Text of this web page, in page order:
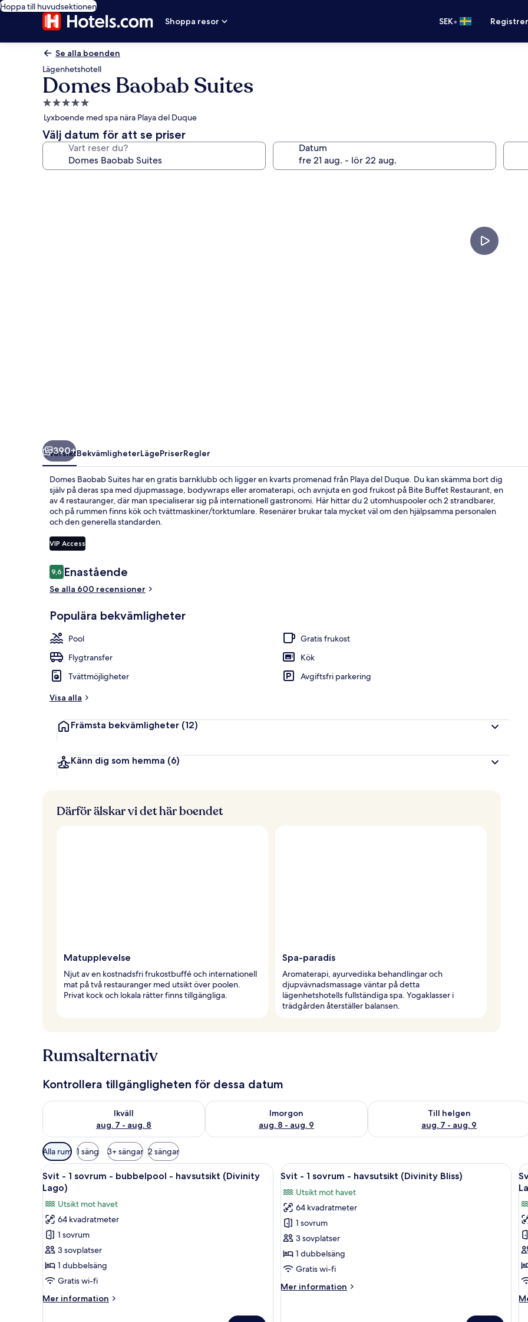
Hoppa till huvudsektionen
Shoppa resor
SEK•
Se alla boenden
Lägenhetshotell
Domes Baobab Suites
5.0-
stjärnigt
boende
Lyxboende med spa nära Playa del Duque
Välj datum för att se priser
Vart reser du? Datum
Svit - 3
390+
ÖversiktBekvämligheterLägePriserRegler
Domes Baobab Suites har en gratis barnklubb och ligger en kvarts promenad från Playa del Duque. Du kan skämma bort dig
själv på deras spa med djupmassage, bodywraps eller aromaterapi, och avnjuta en god frukost på Bite Buffet Restaurant, en
av 4 restauranger, där man specialiserar sig på internationell gastronomi. Här hittar du 2 utomhuspooler och 2 strandbarer,
och på rummen finns kök och tvättmaskiner/torktumlare. Resenärer brukar tala mycket väl om den hjälpsamma personalen
och den generella standarden.
VIP Access
Recensioner
9,69,6 av 10,
Enastående
Se alla 600 recensioner
Populära bekvämligheter
Pool
Gratis frukost
Flygtransfer
Kök
Tvättmöjligheter
Avgiftsfri parkering
Visa alla
Främsta bekvämligheter (12)
Känn dig som hemma (6)
Därför älskar vi det här boendet
Matupplevelse
Njut av en kostnadsfri frukostbuffé och internationell
mat på två restauranger med utsikt över poolen.
Privat kock och lokala rätter finns tillgängliga.
Spa-paradis
Aromaterapi, ayurvediska behandlingar och
djupvävnadsmassage väntar på detta
lägenhetshotells fullständiga spa. Yogaklasser i
trädgården återställer balansen.
Rumsalternativ
Kontrollera tillgängligheten för dessa datum
Ikväll
aug. 7 - aug. 8
Kontrollera tillgängligheten för ikväll aug. 7 - aug. 8
Imorgon
aug. 8 - aug. 9
Kontrollera tillgängligheten för imorgon aug. 8 - aug. 9
Till helgen
aug. 7 - aug. 9
Kontrollera tillgängligheten för den
Tillgängliga
filter
för
rum
Alla rum 1 säng 3+ sängar 2 sängar
Öppna
alla
foton
för
Svit
-
1
sovrum
-
-
En modern lägenhet med balkong, kök och utsikt över staden.
12
Svit - 1 sovrum - bubbelpool - havsutsikt (Divinity
Lago)
Utsikt mot havet
64 kvadratmeter
1 sovrum
3 sovplatser
1 dubbelsäng
Gratis wi-fi
Mer information
Mer
Öppna
alla
foton
för
Svit
-
1
sovrum
havsutsikt
En modern balkong med vita
14
Svit - 1 sovrum - havsutsikt (Divinity Bliss)
Utsikt mot havet
64 kvadratmeter
1 sovrum
3 sovplatser
1 dubbelsäng
Gratis wi-fi
Mer information
Mer
-
2
-
-